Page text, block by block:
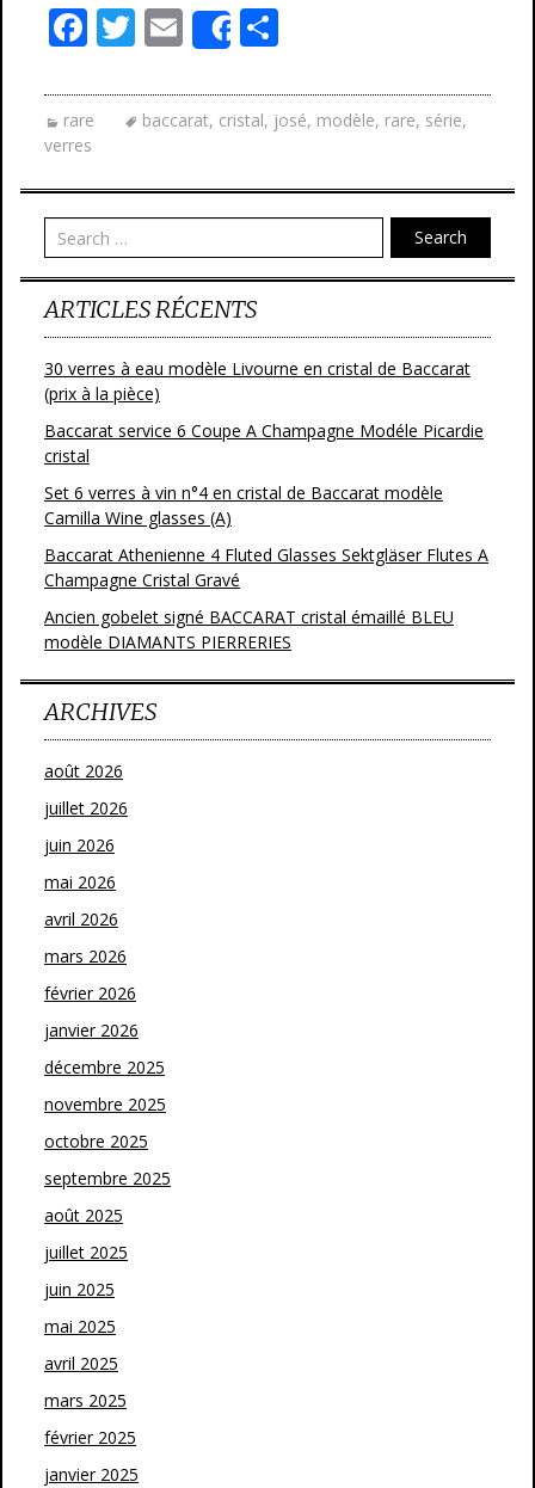
F
e
b
o
o
k
T
itt
er
E
m
ai
l
Share
ta
g
er
rare baccarat, cristal, josé, modèle, rare, série,
verres
Search
ARTICLES RÉCENTS
30 verres à eau modèle Livourne en cristal de Baccarat
(prix à la pièce)
Baccarat service 6 Coupe A Champagne Modéle Picardie
cristal
Set 6 verres à vin n°4 en cristal de Baccarat modèle
Camilla Wine glasses (A)
Baccarat Athenienne 4 Fluted Glasses Sektgläser Flutes A
Champagne Cristal Gravé
Ancien gobelet signé BACCARAT cristal émaillé BLEU
modèle DIAMANTS PIERRERIES
ARCHIVES
août 2026
juillet 2026
juin 2026
mai 2026
avril 2026
mars 2026
février 2026
janvier 2026
décembre 2025
novembre 2025
octobre 2025
septembre 2025
août 2025
juillet 2025
juin 2025
mai 2025
avril 2025
mars 2025
février 2025
janvier 2025